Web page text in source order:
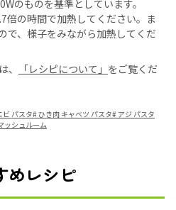
のものを基準としています。
倍の時間で加熱してください。ま
で、様子をみながら加熱してくだ
「レシピについて」 をご覧くだ
ビ パスタ# ひき肉 キャベツ パスタ# アジ パスタ
ッシュルーム
めレシピ